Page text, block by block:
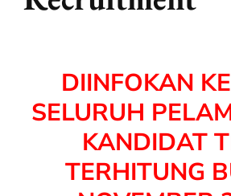
DIINFOKAN
SELURUH
KANDIDAT
TERHITUNG